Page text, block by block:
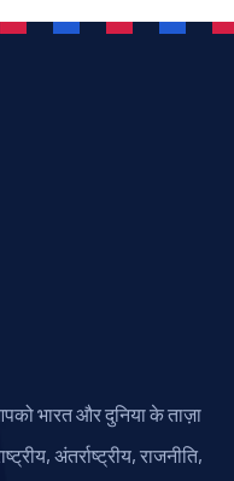
भारत और दुनिया के ताज़ा
अंतर्राष्ट्रीय, राजनीति,